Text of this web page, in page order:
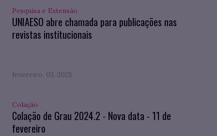
Pesquisa e Extensão
UNIAESO abre chamada para publicações nas
revistas institucionais
fevereiro. 03, 2025
Colação
Colação de Grau 2024.2 - Nova data - 11 de
fevereiro